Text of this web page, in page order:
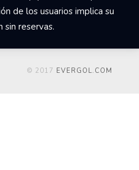
de los usuarios implica su
sin reservas.
© 2017 EVERGOL.COM